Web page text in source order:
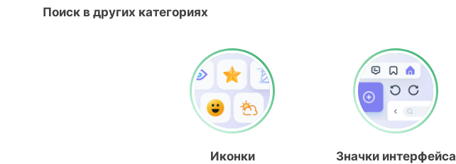
Поиск в других категориях
Иконки Значки интерфейса